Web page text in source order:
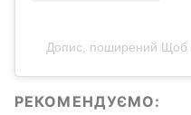
Допис, поширений Щоб
РЕКОМЕНДУЄМО: